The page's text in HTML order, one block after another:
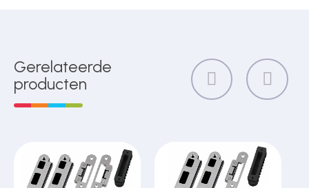
Gerelateerde
producten